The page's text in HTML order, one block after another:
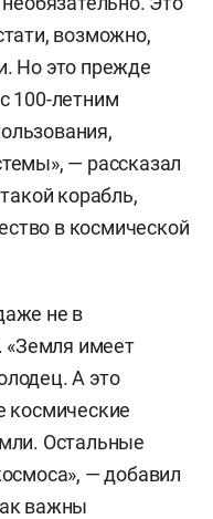
возможно,
Но это прежде
100-летним
— рассказал
корабль,
в космической
не в
«Земля имеет
А это
космические
Остальные
— добавил
важны